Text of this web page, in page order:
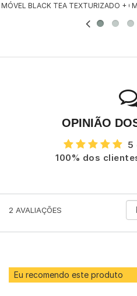
MÓVEL BLACK TEA TEXTURIZADO +
OPINIÃO
5
100% dos
2 AVALIAÇÕES
Eu recomendo este produto